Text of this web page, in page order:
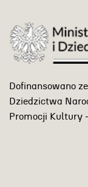
Dofinansowano
Dziedzictwa
Promocji Kultury